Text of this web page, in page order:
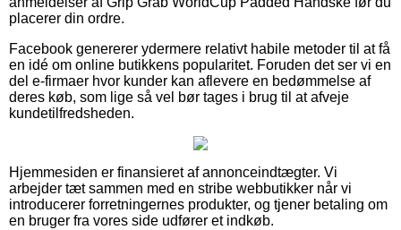
placerer din ordre.
Facebook genererer ydermere relativt habile metoder til at få
en idé om online butikkens popularitet. Foruden det ser vi en
del e-firmaer hvor kunder kan aflevere en bedømmelse af
deres køb, som lige så vel bør tages i brug til at afveje
kundetilfredsheden.
Hjemmesiden er finansieret af annonceindtægter. Vi
arbejder tæt sammen med en stribe webbutikker når vi
introducerer forretningernes produkter, og tjener betaling om
en bruger fra vores side udfører et indkøb.